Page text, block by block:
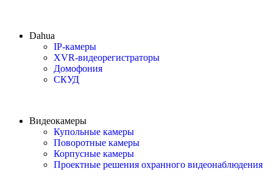
Dahua
IP-камеры
XVR-видеорегистраторы
Домофония
СКУД
Видеокамеры
Купольные камеры
Поворотные камеры
Корпусные камеры
Проектные решения охранного видеонаблюдения